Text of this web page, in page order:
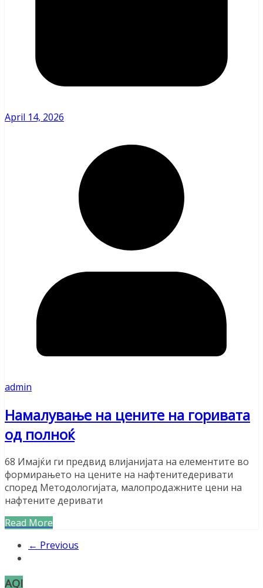
April 14, 2026
admin
Намалување на цените на горивата
од полноќ
68 Имајќи ги предвид влијанијата на елементите во
формирањето на цените на нафтенитедеривати
според Методологијата, малопродажните цени на
нафтените деривати
Read More
← Previous
AQI